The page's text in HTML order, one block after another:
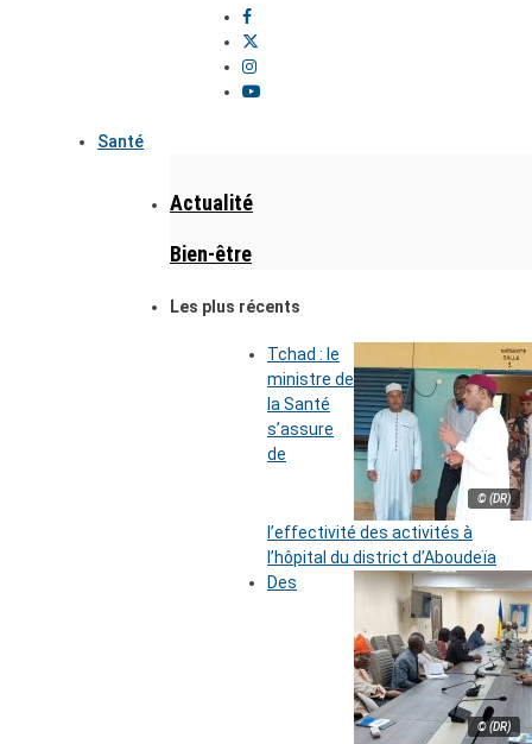
Santé
Actualité
Bien-être
Les plus récents
© (DR)
Tchad : le
ministre de
la Santé
s’assure
de
l’effectivité des activités à
l’hôpital du district d’Aboudeïa
© (DR)
Des